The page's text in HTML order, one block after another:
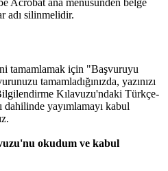
Acrobat ana menusünden belge
adı silinmelidir.
tamamlamak için "Başvuruyu
tamamladığınızda, yazınızı
Kılavuzu'ndaki Türkçe-
dahilinde yayımlamayı kabul
okudum ve kabul